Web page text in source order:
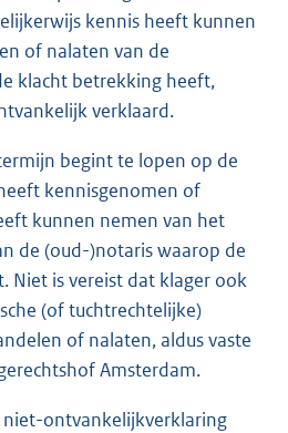
kennis heeft kunnen
of nalaten van de
klacht betrekking heeft,
verklaard.
begint te lopen op de
kennisgenomen of
kunnen nemen van het
de (oud-)notaris waarop de
Niet is vereist dat klager ook
(of tuchtrechtelijke)
of nalaten, aldus vaste
Amsterdam.
ontvankelijkverklaring